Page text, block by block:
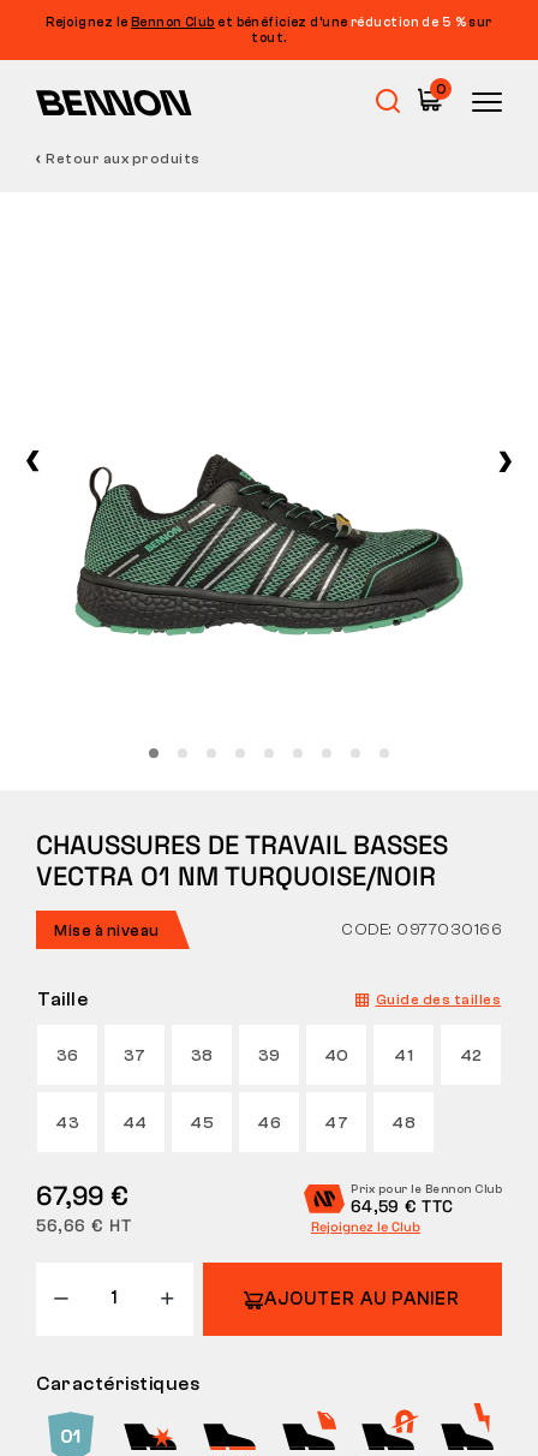
Rejoignez le Bennon Club et bénéficiez d’une réduction de 5 %sur
tout.
0
Chaussures de loisirs
Tactique
À PROPOS DE NOUS
LABORATOIRE BENNON
Retour aux produits
CHAUSSURES DE TRAVAIL BASSES
VECTRA O1 NM TURQUOISE/NOIR
Mise à niveau CODE: 0977030166
Taille Guide des tailles
36 37 38 39 40 41 42
43 44 45 46 47 48
67,99 €
56,66 € HT
Prix pour le Bennon Club
64,59 € TTC
Rejoignez le Club
AJOUTER AU PANIER
Caractéristiques